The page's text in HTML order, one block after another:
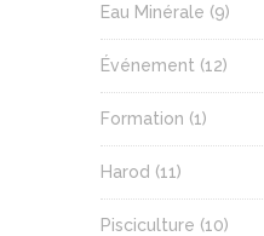
Eau Minérale (9)
Événement (12)
Formation (1)
Harod (11)
Pisciculture (10)